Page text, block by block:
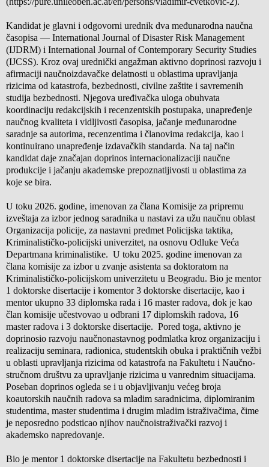
Kandidat je glavni i odgovorni urednik dva međunarodna naučna
časopisa — International Journal of Disaster Risk Management
(IJDRM) i International Journal of Contemporary Security Studies
(IJCSS). Kroz ovaj urednički angažman aktivno doprinosi razvoju i
afirmaciji naučnoizdavačke delatnosti u oblastima upravljanja
rizicima od katastrofa, bezbednosti, civilne zaštite i savremenih
studija bezbednosti. Njegova uređivačka uloga obuhvata
koordinaciju redakcijskih i recenzentskih postupaka, unapređenje
naučnog kvaliteta i vidljivosti časopisa, jačanje međunarodne
saradnje sa autorima, recenzentima i članovima redakcija, kao i
kontinuirano unapređenje izdavačkih standarda. Na taj način
kandidat daje značajan doprinos internacionalizaciji naučne
produkcije i jačanju akademske prepoznatljivosti u oblastima za
koje se bira.
U toku 2026. godine, imenovan za člana Komisije za pripremu
izveštaja za izbor jednog saradnika u nastavi za užu naučnu oblast
Organizacija policije, za nastavni predmet Policijska taktika,
Kriminalističko-policijski univerzitet, na osnovu Odluke Veća
Departmana kriminalistike. U toku 2025. godine imenovan za
člana komisije za izbor u zvanje asistenta sa doktoratom na
Kriminalističko-policijskom univerzitetu u Beogradu. Bio je mentor
1 doktorske disertacije i komentor 3 doktorske disertacije, kao i
mentor ukupno 33 diplomska rada i 16 master radova, dok je kao
član komisije učestvovao u odbrani 17 diplomskih radova, 16
master radova i 3 doktorske disertacije. Pored toga, aktivno je
doprinosio razvoju naučnonastavnog podmlatka kroz organizaciju i
realizaciju seminara, radionica, studentskih obuka i praktičnih vežbi
u oblasti upravljanja rizicima od katastrofa na Fakultetu i Naučno-
stručnom društvu za upravljanje rizicima u vanrednim situacijama.
Poseban doprinos ogleda se i u objavljivanju većeg broja
koautorskih naučnih radova sa mladim saradnicima, diplomiranim
studentima, master studentima i drugim mladim istraživačima, čime
je neposredno podsticao njihov naučnoistraživački razvoj i
akademsko napredovanje.
Bio je mentor 1 doktorske disertacije na Fakultetu bezbednosti i